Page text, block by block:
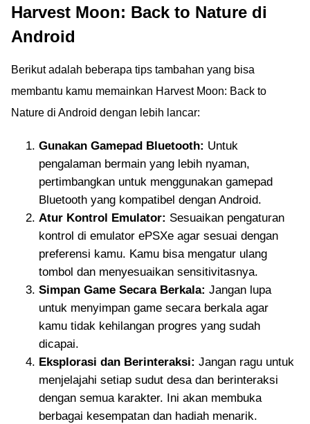
Harvest Moon: Back to Nature di
Android
Berikut adalah beberapa tips tambahan yang bisa
membantu kamu memainkan Harvest Moon: Back to
Nature di Android dengan lebih lancar:
Gunakan Gamepad Bluetooth: Untuk
pengalaman bermain yang lebih nyaman,
pertimbangkan untuk menggunakan gamepad
Bluetooth yang kompatibel dengan Android.
Atur Kontrol Emulator: Sesuaikan pengaturan
kontrol di emulator ePSXe agar sesuai dengan
preferensi kamu. Kamu bisa mengatur ulang
tombol dan menyesuaikan sensitivitasnya.
Simpan Game Secara Berkala: Jangan lupa
untuk menyimpan game secara berkala agar
kamu tidak kehilangan progres yang sudah
dicapai.
Eksplorasi dan Berinteraksi: Jangan ragu untuk
menjelajahi setiap sudut desa dan berinteraksi
dengan semua karakter. Ini akan membuka
berbagai kesempatan dan hadiah menarik.